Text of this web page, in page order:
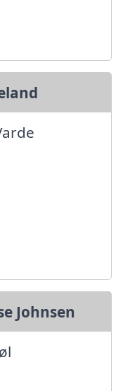
Johnsen